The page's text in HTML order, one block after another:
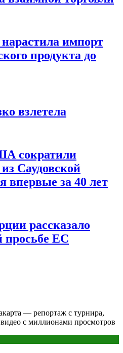
импорт
продукта до
взлетела
сократили
Саудовской
впервые за 40 лет
рассказало
просьбе ЕС
— репортаж с турнира,
с миллионами просмотров